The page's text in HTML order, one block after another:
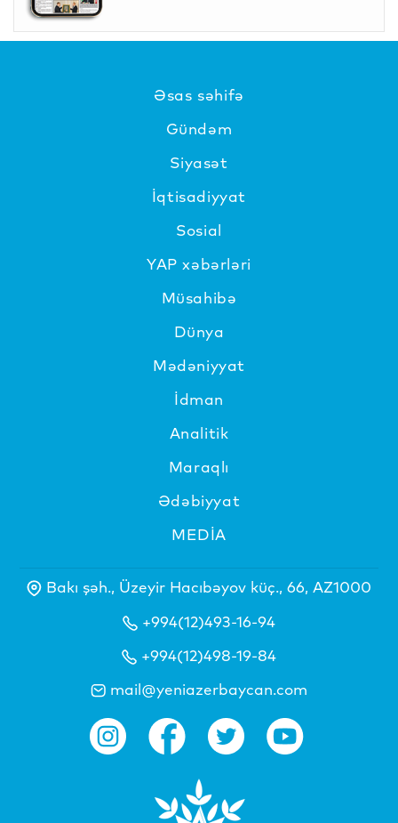
Əsas səhifə
Gündəm
Siyasət
İqtisadiyyat
Sosial
YAP xəbərləri
Müsahibə
Dünya
Mədəniyyat
İdman
Analitik
Maraqlı
Ədəbiyyat
MEDİA
Bakı şəh., Üzeyir Hacıbəyov küç., 66, AZ1000
+994(12)493-16-94
+994(12)498-19-84
mail@yeniazerbaycan.com